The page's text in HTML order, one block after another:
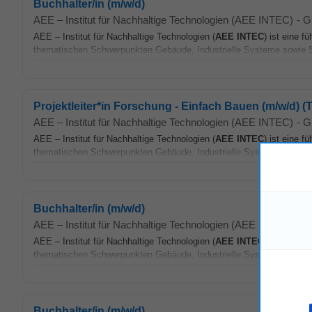
Buchhalter/in (m/w/d)
AEE – Institut für Nachhaltige Technologien (AEE INTEC) -
AEE – Institut für Nachhaltige Technologien (AEE INTEC) ist eine
thematischen Schwerpunkten Gebäude, Industrielle Systeme sowie
Projektleiter*in Forschung - Einfach Bauen (m/w/d)
AEE – Institut für Nachhaltige Technologien (AEE INTEC) -
AEE – Institut für Nachhaltige Technologien (AEE INTEC) ist eine
thematischen Schwerpunkten Gebäude, Industrielle Systeme sowie
Buchhalter/in (m/w/d)
AEE – Institut für Nachhaltige Technologien (AEE INTEC)
AEE – Institut für Nachhaltige Technologien (AEE INTEC
) ist eine
thematischen Schwerpunkten Gebäude, Industrielle Systeme sowie